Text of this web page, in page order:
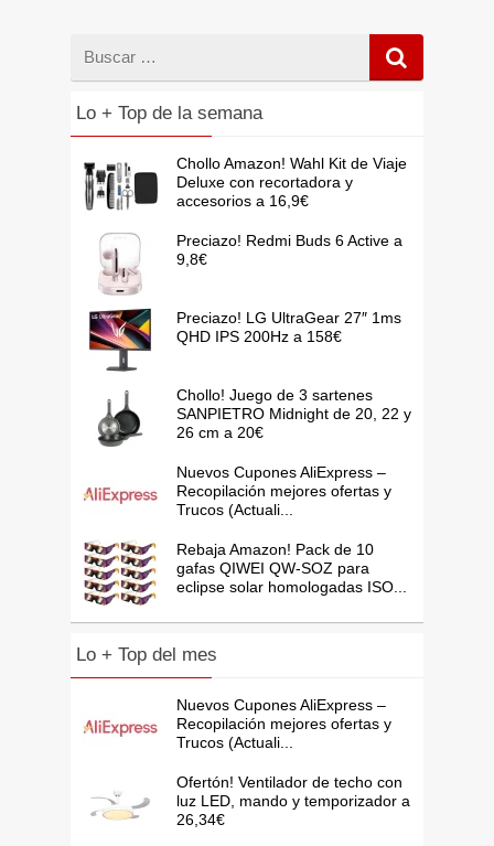
por
Lo + Top de la semana
Chollo Amazon! Wahl Kit de Viaje
Deluxe con recortadora y
accesorios a 16,9€
Preciazo! Redmi Buds 6 Active a
9,8€
Preciazo! LG UltraGear 27″ 1ms
QHD IPS 200Hz a 158€
Chollo! Juego de 3 sartenes
SANPIETRO Midnight de 20, 22 y
26 cm a 20€
Nuevos Cupones AliExpress –
Recopilación mejores ofertas y
Trucos (Actuali...
Rebaja Amazon! Pack de 10
gafas QIWEI QW-SOZ para
eclipse solar homologadas ISO...
Lo + Top del mes
Nuevos Cupones AliExpress –
Recopilación mejores ofertas y
Trucos (Actuali...
Ofertón! Ventilador de techo con
luz LED, mando y temporizador a
26,34€